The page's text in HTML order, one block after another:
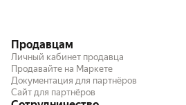
вторых, сделайте этот шнур чуть длиннее.
Это удлинение тоже будет вкладом в
"копилку нетеряемости", ибо, чем больше
плечо рычага, тем менее он мобилен. Ну и
просто подобрать удобную вам длину
Продавцам
Личный кабинет продавца
Продавайте на Маркете
Документация для партнёров
Сайт для партнёров